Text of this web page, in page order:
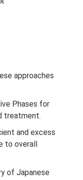
approaches
Phases for
treatment.
and excess
to overall
of Japanese